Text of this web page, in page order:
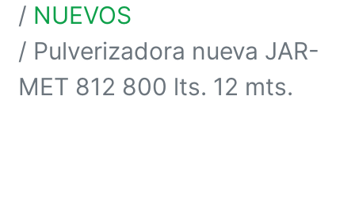
NUEVOS
Pulverizadora nueva JAR-
MET 812 800 lts. 12 mts.